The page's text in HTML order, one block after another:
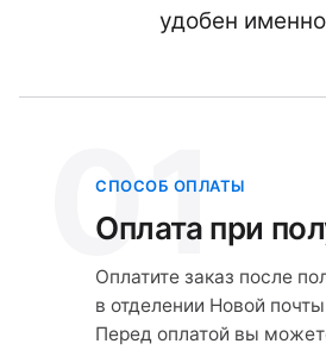
удобен
01
СПОСОБ ОПЛАТЫ
Оплата при
Оплатите заказ после
в отделении Новой
Перед оплатой вы